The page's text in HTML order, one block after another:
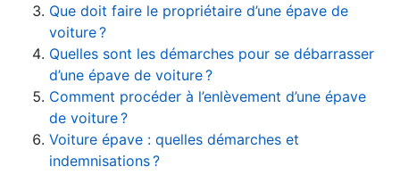
Que doit faire le propriétaire d’une épave de
voiture ?
Quelles sont les démarches pour se débarrasser
d’une épave de voiture ?
Comment procéder à l’enlèvement d’une épave
de voiture ?
Voiture épave : quelles démarches et
indemnisations ?